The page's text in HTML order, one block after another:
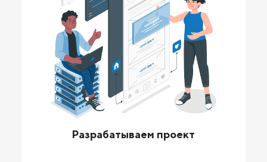
Разрабатываем проект